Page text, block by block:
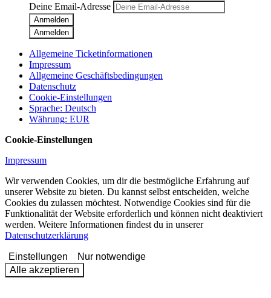
Deine Email-Adresse
Anmelden
Anmelden
Allgemeine Ticketinformationen
Impressum
Allgemeine Geschäftsbedingungen
Datenschutz
Cookie-Einstellungen
Sprache: Deutsch
Währung: EUR
Cookie-Einstellungen
Impressum
Wir verwenden Cookies, um dir die bestmögliche Erfahrung auf
unserer Website zu bieten. Du kannst selbst entscheiden, welche
Cookies du zulassen möchtest. Notwendige Cookies sind für die
Funktionalität der Website erforderlich und können nicht deaktiviert
werden. Weitere Informationen findest du in unserer
Datenschutzerklärung
Einstellungen
Nur notwendige
Alle akzeptieren